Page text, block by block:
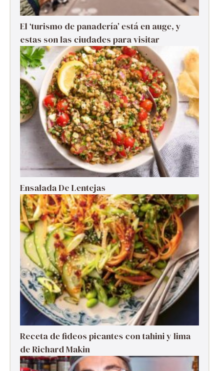
El ‘turismo de panadería’ está en auge, y
estas son las ciudades para visitar
Ensalada De Lentejas
Receta de fideos picantes con tahini y lima
de Richard Makin